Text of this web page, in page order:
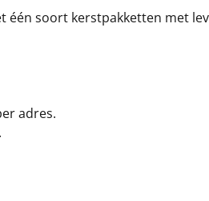
één soort kerstpakketten met
adres.